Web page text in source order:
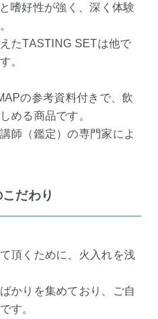
嗜好性が強く、深く体験
たTASTING SETは他で
。
の参考資料付きで、飲
める商品です。
師（鑑定）の専門家によ
だわり
頂くために、火入れを浅
かりを集めており、ご自
す。